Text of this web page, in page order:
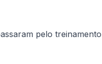
pelo treinamento